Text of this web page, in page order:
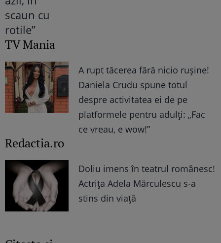
TV Mania
A rupt tăcerea fără nicio rușine!
Daniela Crudu spune totul
despre activitatea ei de pe
platformele pentru adulți: „Fac
ce vreau, e wow!”
Redactia.ro
Doliu imens în teatrul românesc!
Actrița Adela Mărculescu s-a
stins din viață